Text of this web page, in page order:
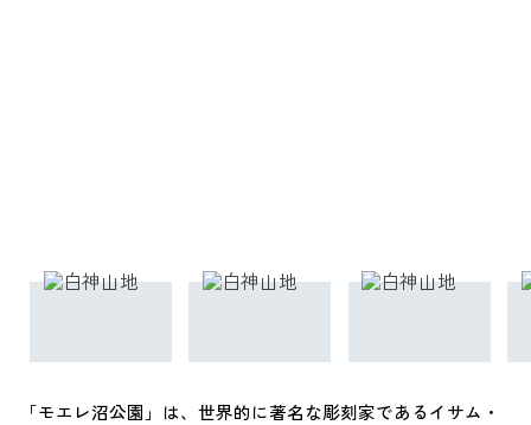
「モエレ沼公園」は、世界的に著名な彫刻家であるイサム・